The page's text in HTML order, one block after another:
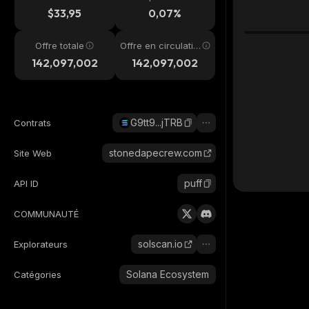
$33,95 0,07%
Offre totale
142,097,002
Offre en circulatio
142,097,002
Contrats G9tt9...jTRB
Site Web stonedapecrew.com
API ID puff
COMMUNAUTÉ
Explorateurs solscan.io
Catégories Solana Ecosystem